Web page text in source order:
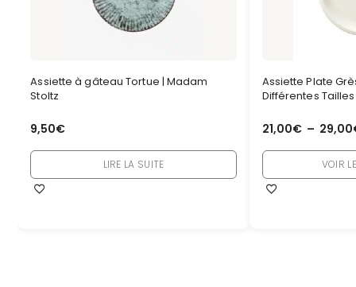
Assiette à gâteau Tortue | Madam
Stoltz
9,50€
LIRE LA SUITE
Assiette Plate
Différentes
21,00€ – 29,00
VOIR